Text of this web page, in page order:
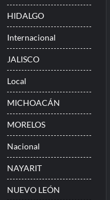
HIDALGO
Internacional
JALISCO
Local
MICHOACÁN
MORELOS
Nacional
NAYARIT
NUEVO LEÓN